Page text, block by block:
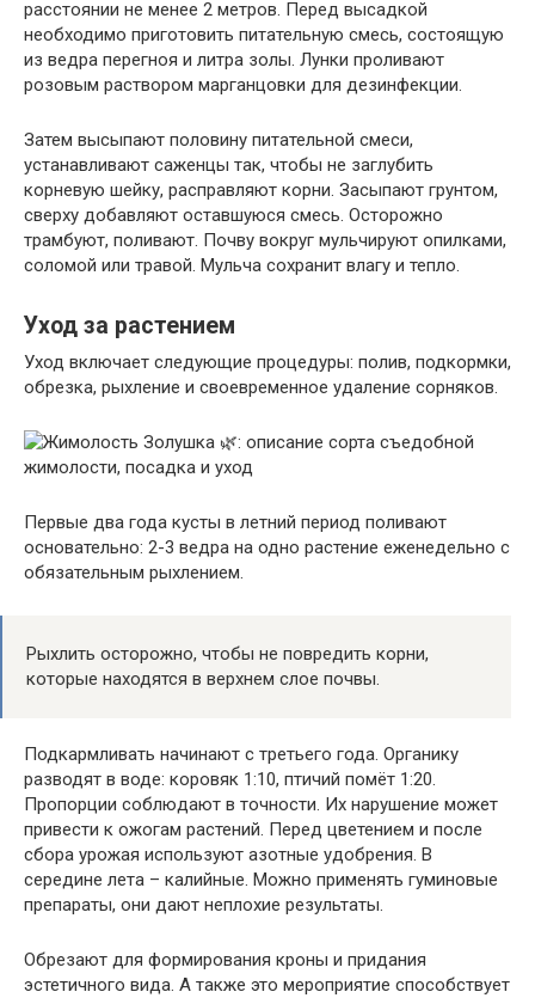
расстоянии не менее 2 метров. Перед высадкой
необходимо приготовить питательную смесь, состоящую
из ведра перегноя и литра золы. Лунки проливают
розовым раствором марганцовки для дезинфекции.
Затем высыпают половину питательной смеси,
устанавливают саженцы так, чтобы не заглубить
корневую шейку, расправляют корни. Засыпают грунтом,
сверху добавляют оставшуюся смесь. Осторожно
трамбуют, поливают. Почву вокруг мульчируют опилками,
соломой или травой. Мульча сохранит влагу и тепло.
Уход за растением
Уход включает следующие процедуры: полив, подкормки,
обрезка, рыхление и своевременное удаление сорняков.
Первые два года кусты в летний период поливают
основательно: 2-3 ведра на одно растение еженедельно с
обязательным рыхлением.
Рыхлить осторожно, чтобы не повредить корни,
которые находятся в верхнем слое почвы.
Подкармливать начинают с третьего года. Органику
разводят в воде: коровяк 1:10, птичий помёт 1:20.
Пропорции соблюдают в точности. Их нарушение может
привести к ожогам растений. Перед цветением и после
сбора урожая используют азотные удобрения. В
середине лета – калийные. Можно применять гуминовые
препараты, они дают неплохие результаты.
Обрезают для формирования кроны и придания
эстетичного вида. А также это мероприятие способствует